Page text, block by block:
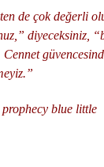
de çok değerli
diyeceksiniz,